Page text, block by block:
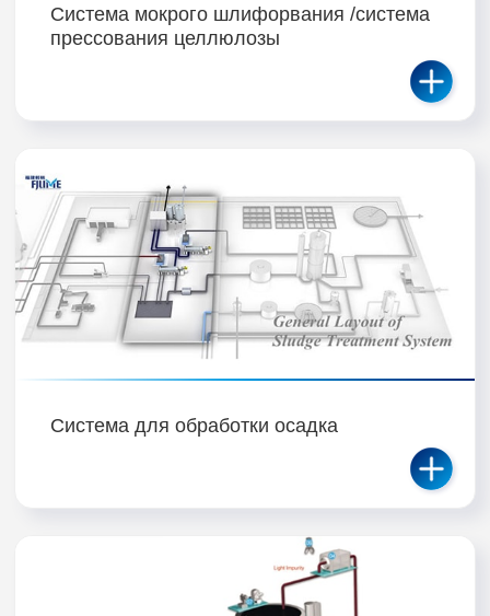
Система мокрого шлифорвания /система
прессования целлюлозы
Система для обработки осадка